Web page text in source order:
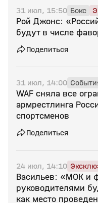
31 июл, 15:50 Бокс
Рой Джонс:
будут в числе
Поделиться
31 июл, 14:00
WAF сняла все
армрестлинга
спортсменов
Поделиться
24 июл, 14:10
Васильев: «МОК и
руководителями
как место